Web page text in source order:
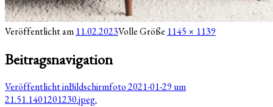
Veröffentlicht am 11.02.2023Volle Größe 1145 × 1139
Beitragsnavigation
Veröffentlicht inBildschirmfoto 2021-01-29 um
21.51.1401201230.jpeg.